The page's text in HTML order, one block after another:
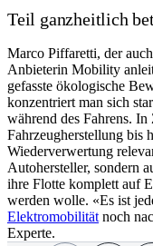
Teil ganzheitlich
Marco Piffaretti, der
Anbieterin Mobility
gefasste ökologische
konzentriert man sich
während des Fahrens.
Fahrzeugherstellung bis
Wiederverwertung
Autohersteller, sondern
ihre Flotte komplett auf
werden wolle. «Es ist
Elektromobilität noch
Experte.